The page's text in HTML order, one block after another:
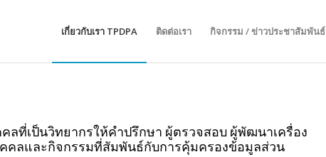
เกี่ยวกับเรา TPDPA ติดต่อเรา กิจกรรม / ข่าวประชาสัมพันธ์
ที่เป็นวิทยากรให้คำปรึกษา ผู้ตรวจสอบ ผู้พัฒนาเครื่อง
คลและกิจกรรมที่สัมพันธ์กับการคุ้มครองข้อมูลส่วน